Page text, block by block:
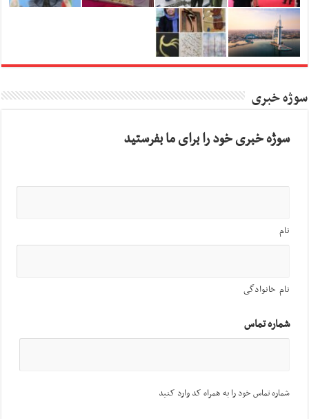
سوژه خبری
سوژه خبری خود را برای ما بفرستید
نام
نام خانوادگی
شماره تماس
شماره تماس خود را به همراه کد وارد کنید